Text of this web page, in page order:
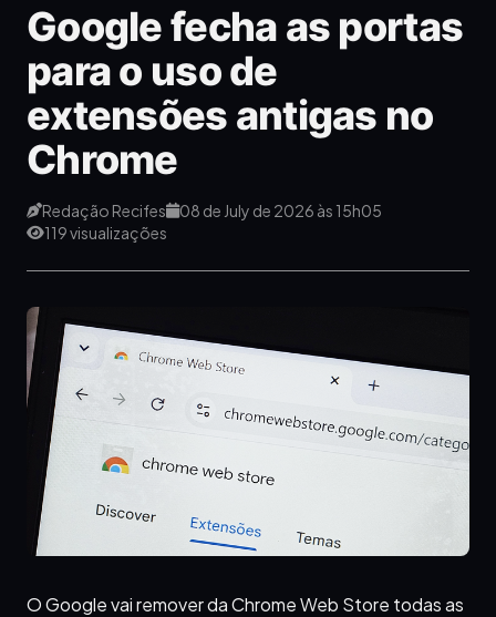
Google fecha as portas
para o uso de
extensões antigas no
Chrome
Redação Recifes
08 de July de 2026 às 15h05
119 visualizações
O Google vai remover da Chrome Web Store todas as